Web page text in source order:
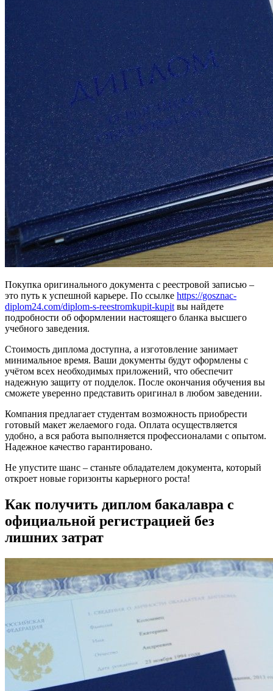
Покупка оригинального документа с реестровой записью –
это путь к успешной карьере. По ссылке https://gosznac-
diplom24.com/diplom-s-reestromkupit-kupit вы найдете
подробности об оформлении настоящего бланка высшего
учебного заведения.
Стоимость диплома доступна, а изготовление занимает
минимальное время. Ваши документы будут оформлены с
учётом всех необходимых приложений, что обеспечит
надежную защиту от подделок. После окончания обучения вы
сможете уверенно представить оригинал в любом заведении.
Компания предлагает студентам возможность приобрести
готовый макет желаемого года. Оплата осуществляется
удобно, а вся работа выполняется профессионалами с опытом.
Надежное качество гарантировано.
Не упустите шанс – станьте обладателем документа, который
откроет новые горизонты карьерного роста!
Как получить диплом бакалавра с
официальной регистрацией без
лишних затрат